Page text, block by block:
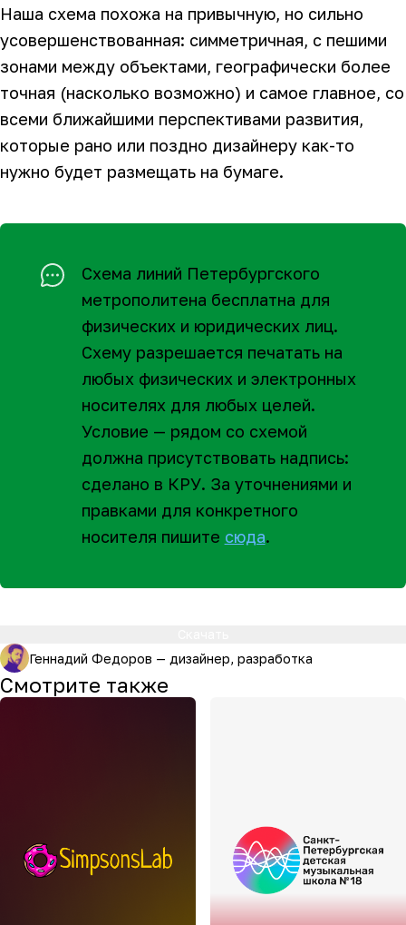
Наша схема похожа на привычную, но сильно
усовершенствованная: симметричная, с пешими
зонами между объектами, географически более
точная (насколько возможно) и самое главное, со
всеми ближайшими перспективами развития,
которые рано или поздно дизайнеру как-то
нужно будет размещать на бумаге.
Схема линий Петербургского
метрополитена бесплатна для
физических и юридических лиц.
Схему разрешается печатать на
любых физических и электронных
носителях для любых целей.
Условие — рядом со схемой
должна присутствовать надпись:
сделано в КРУ. За уточнениями и
правками для конкретного
носителя пишите сюда.
Геннадий Федоров — дизайнер, разработка
Смотрите также